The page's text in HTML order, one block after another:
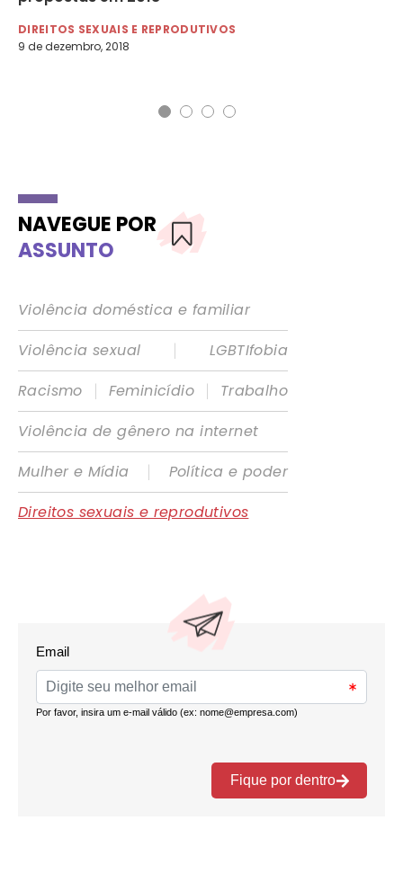
DIREITOS SEXUAIS E REPRODUTIVOS
9 de dezembro, 2018
NAVEGUE POR
ASSUNTO
Violência doméstica e familiar
Violência sexual
|
LGBTIfobia
Racismo
| Feminicídio |
Trabalho
Violência de gênero na internet
Mulher e Mídia
|
Política e poder
Direitos sexuais e reprodutivos